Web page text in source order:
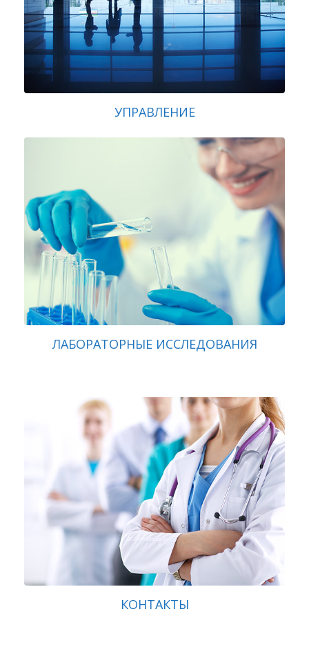
УПРАВЛЕНИЕ
ЛАБОРАТОРНЫЕ ИССЛЕДОВАНИЯ
КОНТАКТЫ